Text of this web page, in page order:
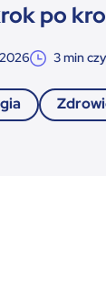
po
3min